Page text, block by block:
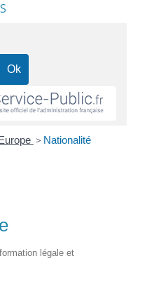
> Nationalité
légale et